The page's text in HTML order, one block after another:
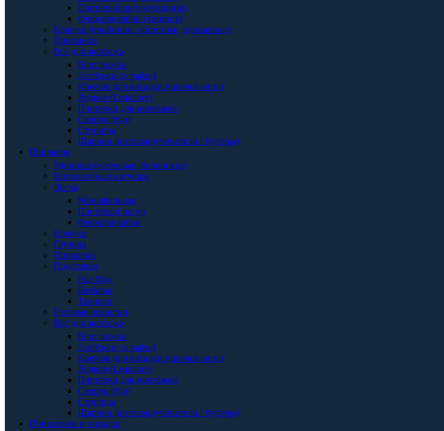
Плетёный шнур (хищник)
Флюорокарбон (хищник)
Крючки (тройники, офсетные, одинарные)
Приманки
Всё для монтажа
Вертлюжки
Застёжки (аграфы)
Крючок для насадки (крючок-игла)
Ледкор (Leadcore)
Плетёнка для монтажей
Сверло (бур)
Стопоры
Шарики (антизакручиватели / буферы)
Поплавок
Удилища (матчевые, болонские)
Поплавочные катушки
Леска
Монофильная
Плетёный шнур
Флюорокарбон
Крючки
Грузила
Поплавки
Подставки
Род Под
Базбары
Треноги
Готовые оснастки
Всё для монтажа
Вертлюжки
Застёжки (аграфы)
Крючок для насадки (крючок-игла)
Ледкор (Leadcore)
Плетёнка для монтажей
Сверло (бур)
Стопоры
Шарики (антизакручиватели / буферы)
Прикормки и насадки